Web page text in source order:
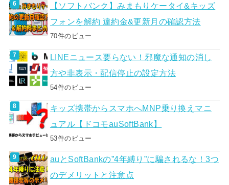
【ソフトバンク】みまもりケータイ&キッズ
フォンを解約 違約金&更新月の確認方法
70件のビュー
LINEニュース要らない！邪魔な通知の消し
方や非表示・配信停止の設定方法
54件のビュー
キッズ携帯からスマホへMNP乗り換えマニ
ュアル【ドコモauSoftBank】
53件のビュー
auとSoftBankの”4年縛り”に騙されるな！3つ
のデメリットと注意点